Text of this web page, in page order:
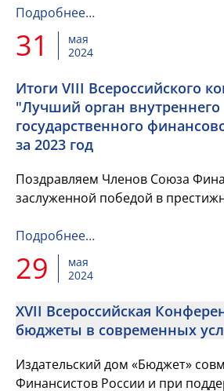
Подробнее…
31
мая
2024
Итоги VIII Всероссийского
"Лучший орган внутреннего
государственного
за 2023 год
Поздравляем Членов Союза
заслуженной победой в
Подробнее…
29
мая
2024
XVII Всероссийская
бюджеты в современных
Издательский дом «Бюджет»
Финансистов России и при